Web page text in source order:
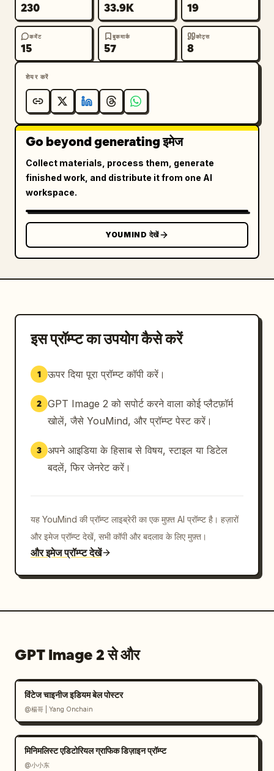
230 33.9K 19
कमेंट
15
बुकमार्क
57
कोट्स
8
शेयर करें
Go beyond generating इमेज
Collect materials, process them, generate
finished work, and distribute it from one AI
workspace.
YOUMIND देखें
इस प्रॉम्प्ट का उपयोग कैसे करें
1 ऊपर दिया पूरा प्रॉम्प्ट कॉपी करें।
2 GPT Image 2 को सपोर्ट करने वाला कोई प्लैटफ़ॉर्म
खोलें, जैसे YouMind, और प्रॉम्प्ट पेस्ट करें।
3 अपने आइडिया के हिसाब से विषय, स्टाइल या डिटेल
बदलें, फिर जेनरेट करें।
यह YouMind की प्रॉम्प्ट लाइब्रेरी का एक मुफ़्त AI प्रॉम्प्ट है। हज़ारों
और इमेज प्रॉम्प्ट देखें, सभी कॉपी और बदलाव के लिए मुफ़्त।
और इमेज प्रॉम्प्ट देखें
GPT Image 2 से और
विंटेज चाइनीज इडियम बेल पोस्टर
@楊哥 | Yang Onchain
मिनिमलिस्ट एडिटोरियल ग्राफिक डिज़ाइन प्रॉम्प्ट
@小小东